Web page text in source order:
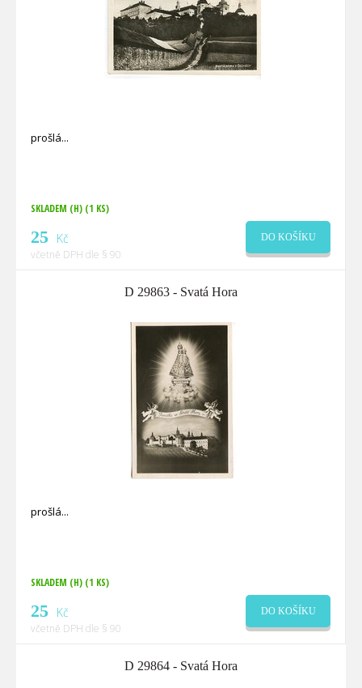
prošlá
SKLADEM (H) (1 KS)
25 Kč
včetně DPH dle § 90
DO KOŠÍKU
D 29863 - Svatá Hora
prošlá
SKLADEM (H) (1 KS)
25 Kč
včetně DPH dle § 90
DO KOŠÍKU
D 29864 - Svatá Hora